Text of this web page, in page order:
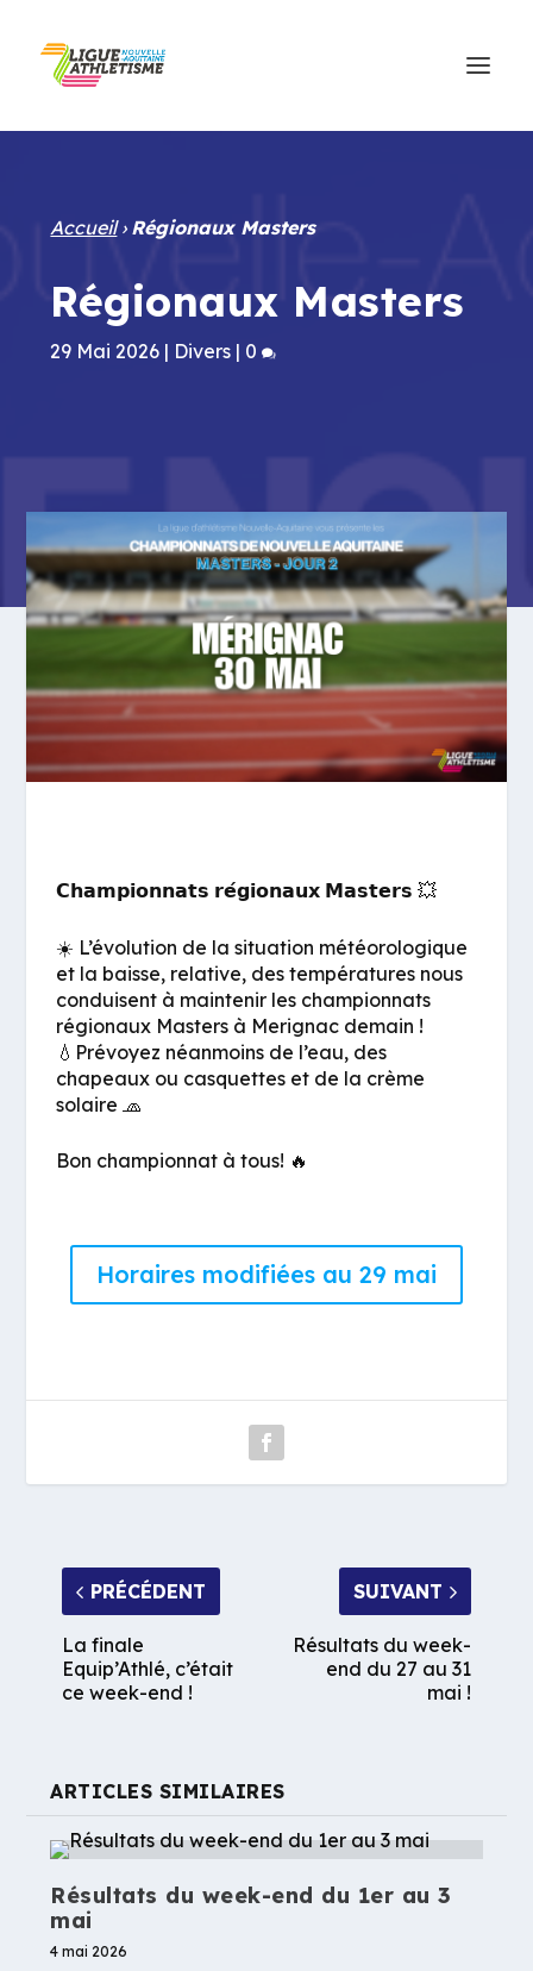
Accueil› Régionaux Masters
Régionaux Masters
29 Mai 2026 | Divers | 0
𝗖𝗵𝗮𝗺𝗽𝗶𝗼𝗻𝗻𝗮𝘁𝘀 𝗿𝗲́𝗴𝗶𝗼𝗻𝗮𝘂𝘅 𝗠𝗮𝘀𝘁𝗲𝗿𝘀💥
☀️ L’évolution de la situation météorologique
et la baisse, relative, des températures nous
conduisent à maintenir les championnats
régionaux Masters à Merignac demain !
💧 Prévoyez néanmoins de l’eau, des
chapeaux ou casquettes et de la crème
solaire 🧢
Bon championnat à tous! 🔥
Horaires modifiées au 29 mai
PRÉCÉDENT
La finale
Equip’Athlé, c’était
ce week-end !
SUIVANT
Résultats du week-
end du 27 au 31
mai !
ARTICLES SIMILAIRES
Résultats du week-end du 1er au 3
mai
4 mai 2026